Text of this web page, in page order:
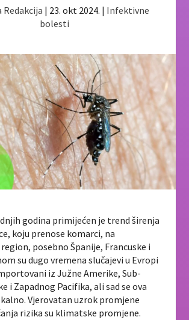
Redakcija | 23. okt 2024. | Infektivne
bolesti
godina primijećen je trend širenja
koju prenose komarci, na
posebno Španije, Francuske i
su dugo vremena slučajevi u Evropi
iz Južne Amerike, Sub-
i Zapadnog Pacifika, ali sad se ova
Vjerovatan uzrok promjene
rizika su klimatske promjene.